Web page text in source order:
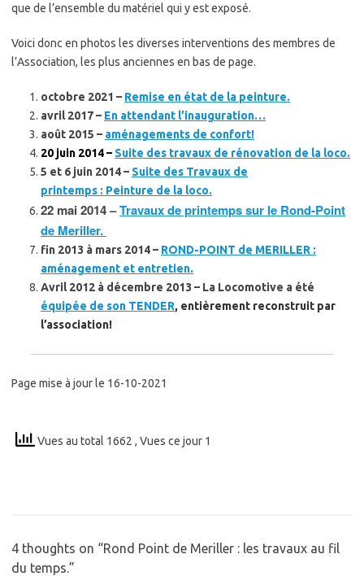
que de l’ensemble du matériel qui y est exposé.
Voici donc en photos les diverses interventions des membres de
l’Association, les plus anciennes en bas de page.
octobre 2021 – Remise en état de la peinture.
avril 2017– En attendant l’inauguration…
août 2015 – aménagements de confort!
20 juin 2014 – Suite des travaux de rénovation de la loco.
5 et 6 juin 2014 – Suite des Travaux de
printemps : Peinture de la loco.
22 mai 2014 –Travaux de printemps sur le Rond-Point
de Meriller.
fin 2013 à mars 2014 – ROND-POINT de MERILLER :
aménagement et entretien.
Avril 2012 à décembre 2013 – La Locomotive a été
équipée de son TENDER, entièrement reconstruit par
l’association!
Page mise à jour le 16-10-2021
Vues au total 1662 , Vues ce jour 1
4 thoughts on “Rond Point de Meriller : les travaux au fil
du temps.”